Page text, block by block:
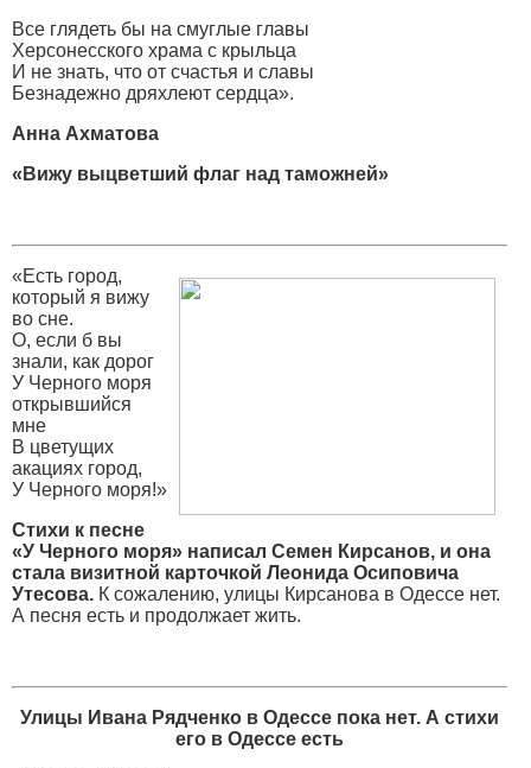
Все глядеть бы на смуглые главы
Херсонесского храма с крыльца
И не знать, что от счастья и славы
Безнадежно дряхлеют сердца».
Анна Ахматова
«Вижу выцветший флаг над таможней»
«Есть город,
который я вижу
во сне.
О, если б вы
знали, как дорог
У Черного моря
открывшийся
мне
В цветущих
акациях город,
У Черного моря!»
Стихи к песне
«У Черного моря» написал Семен Кирсанов, и она
стала визитной карточкой Леонида Осиповича
Утесова. К сожалению, улицы Кирсанова в Одессе нет.
А песня есть и продолжает жить.
Улицы Ивана Рядченко в Одессе пока нет. А стихи
его в Одессе есть